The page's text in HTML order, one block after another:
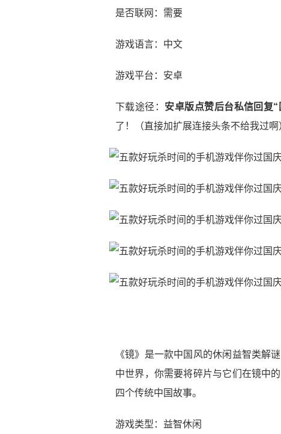
是否联网：需要
游戏语言：中文
游戏平台：安卓
下载途径： 安卓版点赞后台私信回复“
了！（直接加扩展连接头条不给我过啊
《镜》是一款中国风的休闲益智类解
中世界，你需要将碎片与它们在镜中
四个传统中国故事。
游戏类型：益智休闲